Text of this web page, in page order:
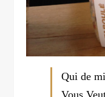
Qui de
Vous